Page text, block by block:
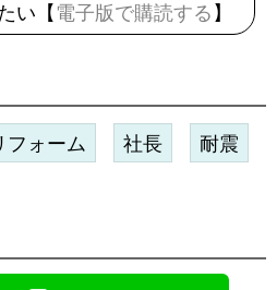
い【 電子版で購読する 】
フォーム 社長 耐震